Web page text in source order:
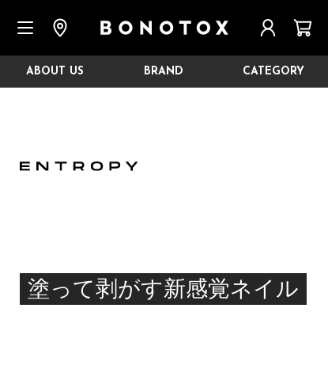
ABOUT US BRAND CATEGORY
塗って剥がす新感覚ネイル